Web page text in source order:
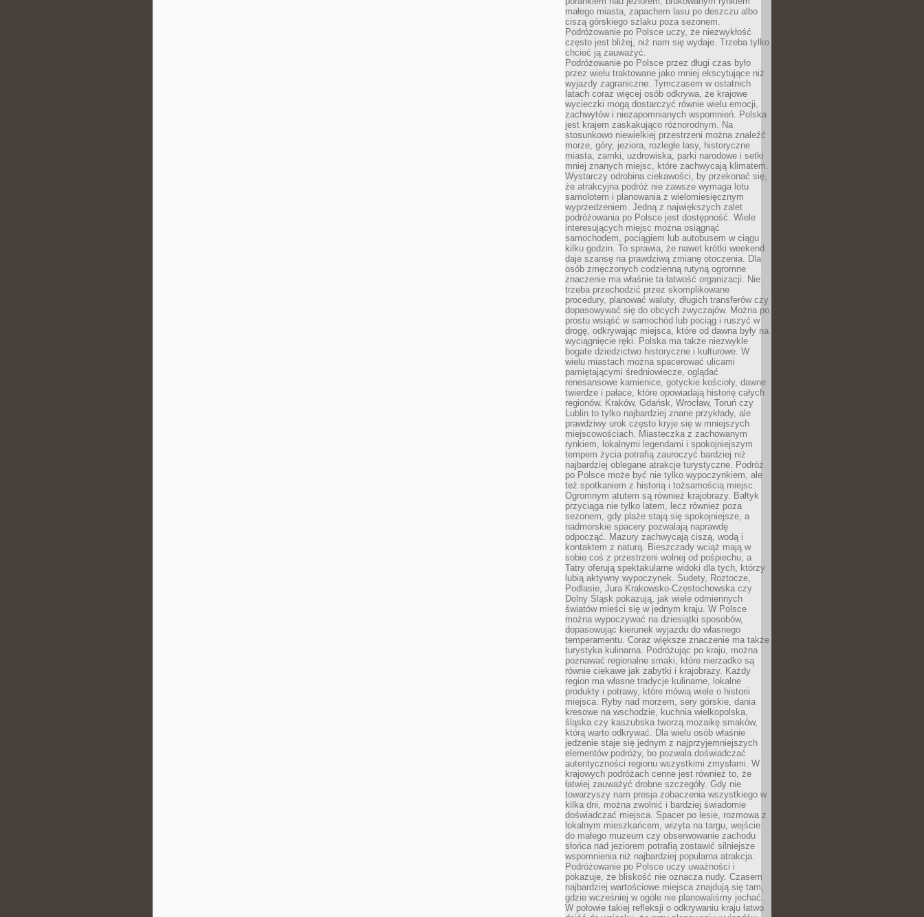
małego miasta, zapachem lasu po deszczu albo
ciszą górskiego szlaku poza sezonem.
Podróżowanie po Polsce uczy, że niezwykłość
często jest bliżej, niż nam się wydaje. Trzeba tylko
chcieć ją zauważyć.
Podróżowanie po Polsce przez długi czas było
przez wielu traktowane jako mniej ekscytujące niż
wyjazdy zagraniczne. Tymczasem w ostatnich
latach coraz więcej osób odkrywa, że krajowe
wycieczki mogą dostarczyć równie wielu emocji,
zachwytów i niezapomnianych wspomnień. Polska
jest krajem zaskakująco różnorodnym. Na
stosunkowo niewielkiej przestrzeni można znaleźć
morze, góry, jeziora, rozległe lasy, historyczne
miasta, zamki, uzdrowiska, parki narodowe i setki
mniej znanych miejsc, które zachwycają klimatem.
Wystarczy odrobina ciekawości, by przekonać się,
że atrakcyjna podróż nie zawsze wymaga lotu
samolotem i planowania z wielomiesięcznym
wyprzedzeniem. Jedną z największych zalet
podróżowania po Polsce jest dostępność. Wiele
interesujących miejsc można osiągnąć
samochodem, pociągiem lub autobusem w ciągu
kilku godzin. To sprawia, że nawet krótki weekend
daje szansę na prawdziwą zmianę otoczenia. Dla
osób zmęczonych codzienną rutyną ogromne
znaczenie ma właśnie ta łatwość organizacji. Nie
trzeba przechodzić przez skomplikowane
procedury, planować waluty, długich transferów czy
dopasowywać się do obcych zwyczajów. Można po
prostu wsiąść w samochód lub pociąg i ruszyć w
drogę, odkrywając miejsca, które od dawna były na
wyciągnięcie ręki. Polska ma także niezwykle
bogate dziedzictwo historyczne i kulturowe. W
wielu miastach można spacerować ulicami
pamiętającymi średniowiecze, oglądać
renesansowe kamienice, gotyckie kościoły, dawne
twierdze i pałace, które opowiadają historię całych
regionów. Kraków, Gdańsk, Wrocław, Toruń czy
Lublin to tylko najbardziej znane przykłady, ale
prawdziwy urok często kryje się w mniejszych
miejscowościach. Miasteczka z zachowanym
rynkiem, lokalnymi legendami i spokojniejszym
tempem życia potrafią zauroczyć bardziej niż
najbardziej oblegane atrakcje turystyczne. Podróż
po Polsce może być nie tylko wypoczynkiem, ale
też spotkaniem z historią i tożsamością miejsc.
Ogromnym atutem są również krajobrazy. Bałtyk
przyciąga nie tylko latem, lecz również poza
sezonem, gdy plaże stają się spokojniejsze, a
nadmorskie spacery pozwalają naprawdę
odpocząć. Mazury zachwycają ciszą, wodą i
kontaktem z naturą. Bieszczady wciąż mają w
sobie coś z przestrzeni wolnej od pośpiechu, a
Tatry oferują spektakularne widoki dla tych, którzy
lubią aktywny wypoczynek. Sudety, Roztocze,
Podlasie, Jura Krakowsko-Częstochowska czy
Dolny Śląsk pokazują, jak wiele odmiennych
światów mieści się w jednym kraju. W Polsce
można wypoczywać na dziesiątki sposobów,
dopasowując kierunek wyjazdu do własnego
temperamentu. Coraz większe znaczenie ma także
turystyka kulinarna. Podróżując po kraju, można
poznawać regionalne smaki, które nierzadko są
równie ciekawe jak zabytki i krajobrazy. Każdy
region ma własne tradycje kulinarne, lokalne
produkty i potrawy, które mówią wiele o historii
miejsca. Ryby nad morzem, sery górskie, dania
kresowe na wschodzie, kuchnia wielkopolska,
śląska czy kaszubska tworzą mozaikę smaków,
którą warto odkrywać. Dla wielu osób właśnie
jedzenie staje się jednym z najprzyjemniejszych
elementów podróży, bo pozwala doświadczać
autentyczności regionu wszystkimi zmysłami. W
krajowych podróżach cenne jest również to, że
łatwiej zauważyć drobne szczegóły. Gdy nie
towarzyszy nam presja zobaczenia wszystkiego w
kilka dni, można zwolnić i bardziej świadomie
doświadczać miejsca. Spacer po lesie, rozmowa z
lokalnym mieszkańcem, wizyta na targu, wejście
do małego muzeum czy obserwowanie zachodu
słońca nad jeziorem potrafią zostawić silniejsze
wspomnienia niż najbardziej popularna atrakcja.
Podróżowanie po Polsce uczy uważności i
pokazuje, że bliskość nie oznacza nudy. Czasem
najbardziej wartościowe miejsca znajdują się tam,
gdzie wcześniej w ogóle nie planowaliśmy jechać.
W połowie takiej refleksji o odkrywaniu kraju łatwo